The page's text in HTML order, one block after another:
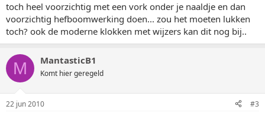
toch heel voorzichtig met een vork onder je naaldje en dan
voorzichtig hefboomwerking doen... zou het moeten lukken
toch? ook de moderne klokken met wijzers kan dit nog bij..
M MantasticB1
Komt hier geregeld
22 jun 2010 #3